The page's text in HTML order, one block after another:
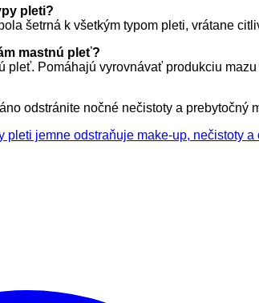
pleti?
šetrná k všetkým typom pleti, vrátane
mastnú pleť?
Pomáhajú vyrovnávať produkciu
odstránite nočné nečistoty a prebytočný